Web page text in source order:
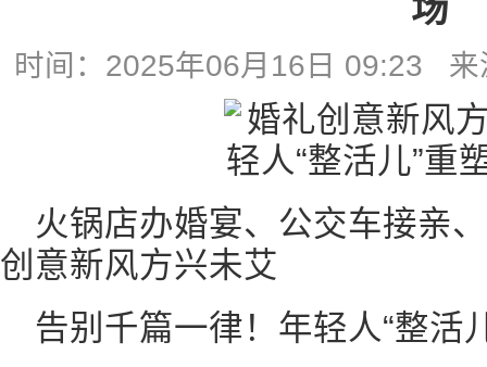
场
时间：2025年06月16日 09:23
火锅店办婚宴、公交车接亲
创意新风方兴未艾
告别千篇一律！年轻人“整活